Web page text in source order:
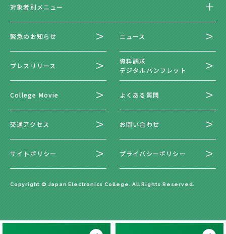
対象者別メニュー
緊急のお知らせ ニュース
プレスリリース
資料請求
デジタルパンフレット
College Movie よくある質問
交通アクセス お問い合わせ
サイトポリシー プライバシーポリシー
Copyright © Japan Electronics College. All Rights Reserved.